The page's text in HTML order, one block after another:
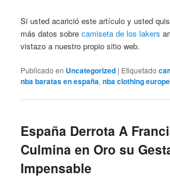
Si usted acarició este artículo y usted
más datos sobrecamiseta de los lakers
vistazo a nuestro propio sitio web.
Publicado en Uncategorized | Etiquetado
nba baratas en españa,nba clothing europe
España Derrota A
Culmina en Oro su
Impensable